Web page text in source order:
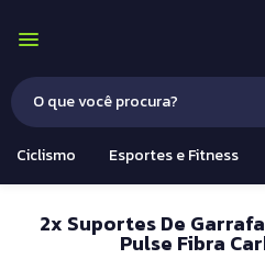
Ciclismo Esportes e Fitness
2x Suportes De
Pulse Fibra